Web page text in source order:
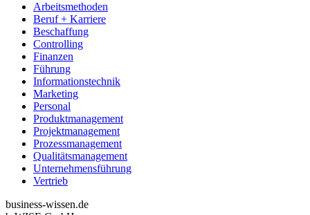
Arbeitsmethoden
Beruf + Karriere
Beschaffung
Controlling
Finanzen
Führung
Informationstechnik
Marketing
Personal
Produktmanagement
Projektmanagement
Prozessmanagement
Qualitätsmanagement
Unternehmensführung
Vertrieb
business-wissen.de